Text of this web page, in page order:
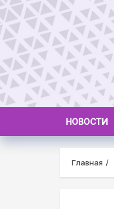
Skip
to
content
НОВОСТИ
Главная